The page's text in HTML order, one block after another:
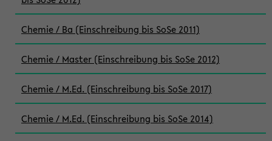
Chemie / Ba (Einschreibung bis SoSe 2011)
Chemie / Master (Einschreibung bis SoSe 2012)
Chemie / M.Ed. (Einschreibung bis SoSe 2017)
Chemie / M.Ed. (Einschreibung bis SoSe 2014)